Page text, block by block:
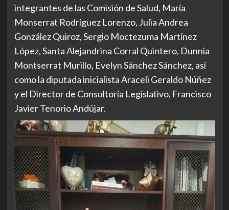
integrantes de las Comisión de Salud, María
Monserrat Rodríguez Lorenzo, Julia Andrea
González Quiroz, Sergio Moctezuma Martínez
López, Santa Alejandrina Corral Quintero, Dunnia
Montserrat Murillo, Evelyn Sánchez Sánchez, así
como la diputada inicialista Araceli Geraldo Núñez
y el Director de Consultoría Legislativo, Francisco
Javier Tenorio Andújar.